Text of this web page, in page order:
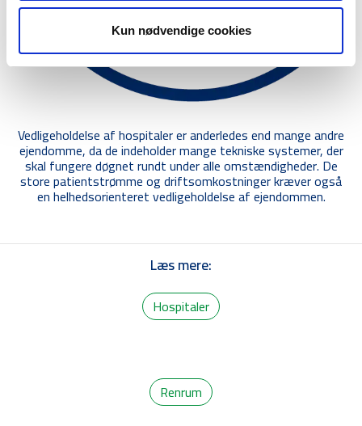
Kun nødvendige cookies
Vedligeholdelse af hospitaler er anderledes end mange andre
ejendomme, da de indeholder mange tekniske systemer, der
skal fungere døgnet rundt under alle omstændigheder. De
store patientstrømme og driftsomkostninger kræver også
en helhedsorienteret vedligeholdelse af ejendommen.
Læs mere:
Hospitaler
Renrum